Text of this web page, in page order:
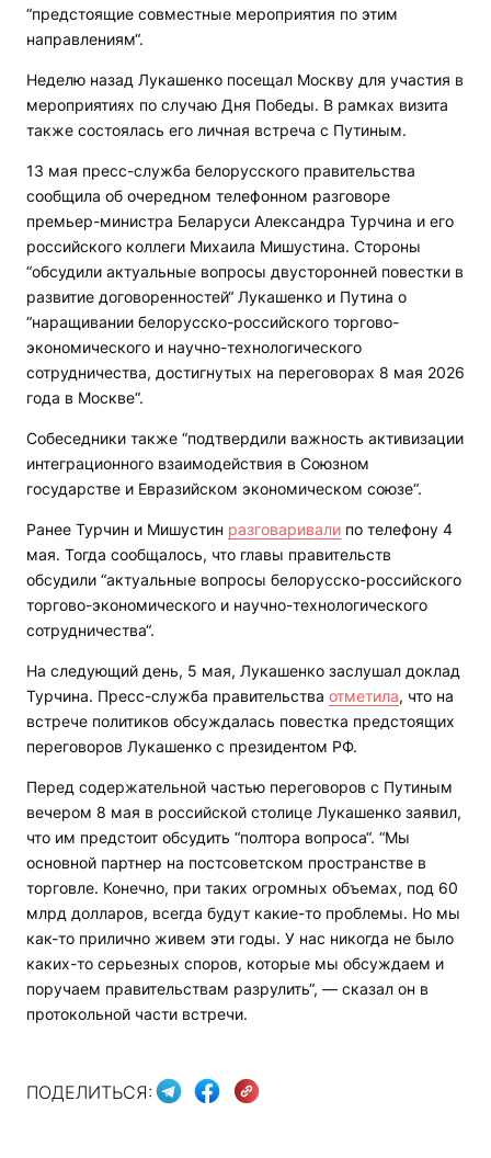
“предстоящие совместные мероприятия по этим
направлениям“.
Неделю назад Лукашенко посещал Москву для участия в
мероприятиях по случаю Дня Победы. В рамках визита
также состоялась его личная встреча с Путиным.
13 мая пресс-служба белорусского правительства
сообщила об очередном телефонном разговоре
премьер-министра Беларуси Александра Турчина и его
российского коллеги Михаила Мишустина. Стороны
“обсудили актуальные вопросы двусторонней повестки в
развитие договоренностей“ Лукашенко и Путина о
“наращивании белорусско-российского торгово-
экономического и научно-технологического
сотрудничества, достигнутых на переговорах 8 мая 2026
года в Москве“.
Собеседники также “подтвердили важность активизации
интеграционного взаимодействия в Союзном
государстве и Евразийском экономическом союзе“.
Ранее Турчин и Мишустин разговаривали по телефону 4
мая. Тогда сообщалось, что главы правительств
обсудили “актуальные вопросы белорусско-российского
торгово-экономического и научно-технологического
сотрудничества“.
На следующий день, 5 мая, Лукашенко заслушал доклад
Турчина. Пресс-служба правительства отметила, что на
встрече политиков обсуждалась повестка предстоящих
переговоров Лукашенко с президентом РФ.
Перед содержательной частью переговоров с Путиным
вечером 8 мая в российской столице Лукашенко заявил,
что им предстоит обсудить “полтора вопроса“. “Мы
основной партнер на постсоветском пространстве в
торговле. Конечно, при таких огромных объемах, под 60
млрд долларов, всегда будут какие-то проблемы. Но мы
как-то прилично живем эти годы. У нас никогда не было
каких-то серьезных споров, которые мы обсуждаем и
поручаем правительствам разрулить“, — сказал он в
протокольной части встречи.
ПОДЕЛИТЬСЯ: